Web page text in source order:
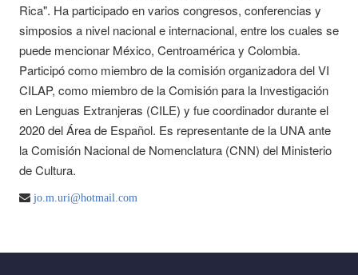
Rica". Ha participado en varios congresos, conferencias y
simposios a nivel nacional e internacional, entre los cuales se
puede mencionar México, Centroamérica y Colombia.
Participó como miembro de la comisión organizadora del VI
CILAP, como miembro de la Comisión para la Investigación
en Lenguas Extranjeras (CILE) y fue coordinador durante el
2020 del Área de Español. Es representante de la UNA ante
la Comisión Nacional de Nomenclatura (CNN) del Ministerio
de Cultura.
jo.m.uri@hotmail.com